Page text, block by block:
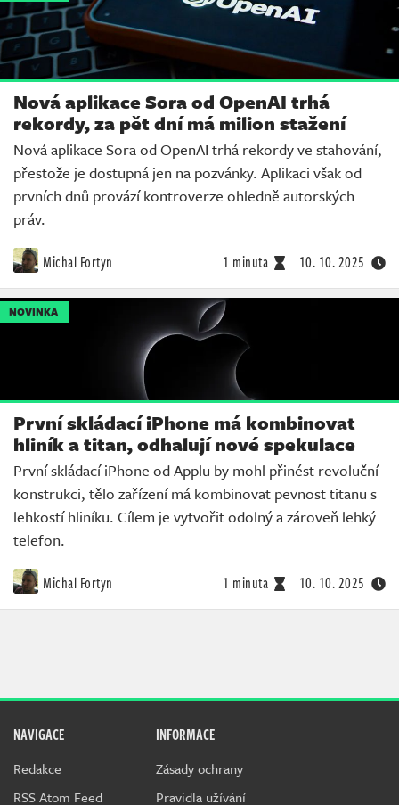
Nová aplikace Sora od OpenAI trhá
rekordy, za pět dní má milion stažení
Nová aplikace Sora od OpenAI trhá rekordy ve stahování,
přestože je dostupná jen na pozvánky. Aplikaci však od
prvních dnů provází kontroverze ohledně autorských
práv.
Michal Fortyn 1 minuta 10. 10. 2025
NOVINKA
První skládací iPhone má kombinovat
hliník a titan, odhalují nové spekulace
První skládací iPhone od Applu by mohl přinést revoluční
konstrukci, tělo zařízení má kombinovat pevnost titanu s
lehkostí hliníku. Cílem je vytvořit odolný a zároveň lehký
telefon.
Michal Fortyn 1 minuta 10. 10. 2025
NAVIGACE
Redakce
RSS Atom Feed
INFORMACE
Zásady ochrany
Pravidla užívání